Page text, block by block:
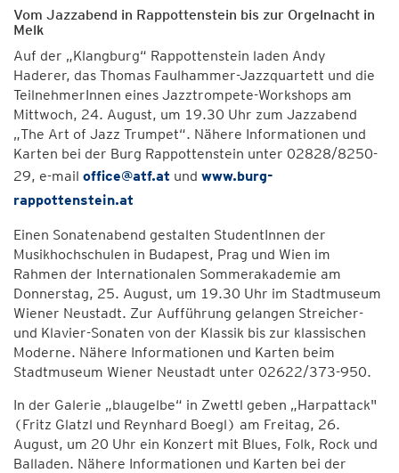
Vom Jazzabend in Rappottenstein bis zur Orgelnacht in
Melk
Auf der „Klangburg“ Rappottenstein laden Andy
Haderer, das Thomas Faulhammer-Jazzquartett und die
TeilnehmerInnen eines Jazztrompete-Workshops am
Mittwoch, 24. August, um 19.30 Uhr zum Jazzabend
„The Art of Jazz Trumpet“. Nähere Informationen und
Karten bei der Burg Rappottenstein unter 02828/8250-
29, e-mail office@atf.at und www.burg-
rappottenstein.at
Einen Sonatenabend gestalten StudentInnen der
Musikhochschulen in Budapest, Prag und Wien im
Rahmen der Internationalen Sommerakademie am
Donnerstag, 25. August, um 19.30 Uhr im Stadtmuseum
Wiener Neustadt. Zur Aufführung gelangen Streicher-
und Klavier-Sonaten von der Klassik bis zur klassischen
Moderne. Nähere Informationen und Karten beim
Stadtmuseum Wiener Neustadt unter 02622/373-950.
In der Galerie „blaugelbe“ in Zwettl geben „Harpattack"
(Fritz Glatzl und Reynhard Boegl) am Freitag, 26.
August, um 20 Uhr ein Konzert mit Blues, Folk, Rock und
Balladen. Nähere Informationen und Karten bei der